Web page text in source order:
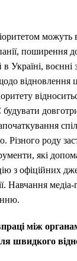
можуть
поширення
Україні, воєнні
відновлення
Різного роду
які
з офіційних
Навчання медіа-
між
швидкого